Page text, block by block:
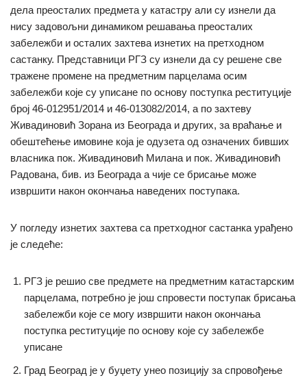
дела преосталих предмета у катастру али су изнели да
нису задовољни динамиком решавања преосталих
забележби и осталих захтева изнетих на претходном
састанку. Представници РГЗ су изнели да су решене све
тражене промене на предметним парцелама осим
забележби које су уписане по основу поступка реституције
број 46-012951/2014 и 46-013082/2014, а по захтеву
Живадиновић Зорана из Београда и других, за враћање и
обештећење имовине која је одузета од означених бивших
власника пок. Живадиновић Милана и пок. Живадиновић
Радована, бив. из Београда а чије се брисање може
извршити након окончања наведених поступака.
У погледу изнетих захтева са претходног састанка урађено
је следеће:
РГЗ je решио све предмете на предметним катастарским
парцелама, потребно је још спровести поступак брисања
забележби које се могу извршити након окончања
поступка реституције по основу које су забележбе
уписане
Град Београд је у буџету унео позицију за спровођење